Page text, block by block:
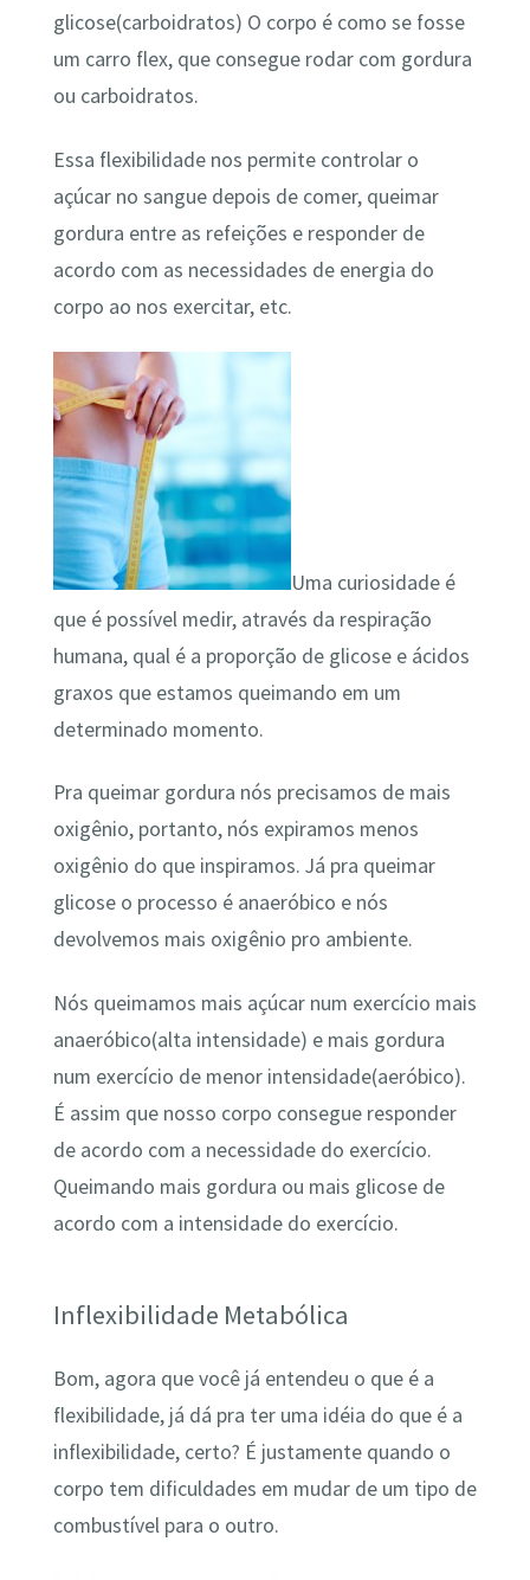
glicose(carboidratos) O corpo é como se fosse
um carro flex, que consegue rodar com gordura
ou carboidratos.
Essa flexibilidade nos permite controlar o
açúcar no sangue depois de comer, queimar
gordura entre as refeições e responder de
acordo com as necessidades de energia do
corpo ao nos exercitar, etc.
Uma curiosidade é
que é possível medir, através da respiração
humana, qual é a proporção de glicose e ácidos
graxos que estamos queimando em um
determinado momento.
Pra queimar gordura nós precisamos de mais
oxigênio, portanto, nós expiramos menos
oxigênio do que inspiramos. Já pra queimar
glicose o processo é anaeróbico e nós
devolvemos mais oxigênio pro ambiente.
Nós queimamos mais açúcar num exercício mais
anaeróbico(alta intensidade) e mais gordura
num exercício de menor intensidade(aeróbico).
É assim que nosso corpo consegue responder
de acordo com a necessidade do exercício.
Queimando mais gordura ou mais glicose de
acordo com a intensidade do exercício.
Inflexibilidade Metabólica
Bom, agora que você já entendeu o que é a
flexibilidade, já dá pra ter uma idéia do que é a
inflexibilidade, certo? É justamente quando o
corpo tem dificuldades em mudar de um tipo de
combustível para o outro.